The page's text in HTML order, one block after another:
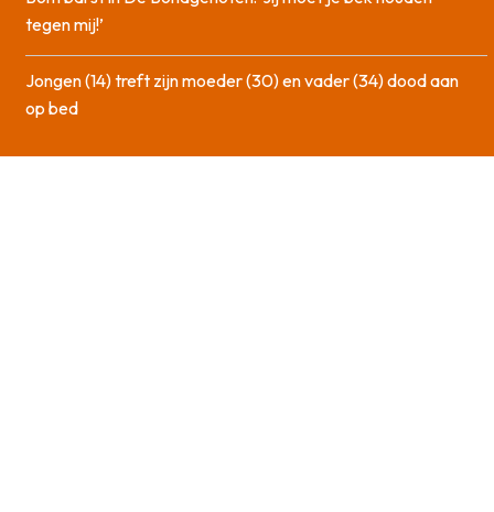
tegen mij!’
Jongen (14) treft zijn moeder (30) en vader (34) dood aan
op bed